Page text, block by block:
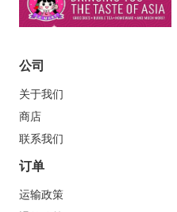
公司
关于我们
商店
联系我们
订单
运输政策